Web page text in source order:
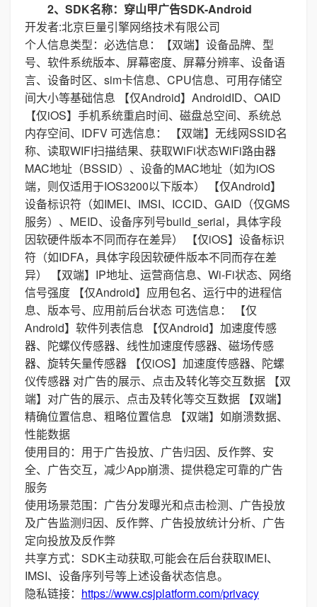
2、SDK名称：穿山甲广告SDK-Android
开发者:北京巨量引擎网络技术有限公司
个人信息类型：必选信息：【双端】设备品牌、型
号、软件系统版本、屏幕密度、屏幕分辨率、设备语
言、设备时区、sim卡信息、CPU信息、可用存储空
间大小等基础信息 【仅Android】AndroidID、OAID
【仅iOS】手机系统重启时间、磁盘总空间、系统总
内存空间、IDFV 可选信息： 【双端】无线网SSID名
称、读取WIFI扫描结果、获取WiFi状态WiFi路由器
MAC地址（BSSID）、设备的MAC地址（如为iOS
端，则仅适用于IOS3200以下版本） 【仅Android】
设备标识符（如IMEI、IMSI、ICCID、GAID（仅GMS
服务）、MEID、设备序列号build_serial，具体字段
因软硬件版本不同而存在差异） 【仅iOS】设备标识
符（如IDFA，具体字段因软硬件版本不同而存在差
异） 【双端】IP地址、运营商信息、Wi-Fi状态、网络
信号强度 【仅Android】应用包名、运行中的进程信
息、版本号、应用前后台状态 可选信息： 【仅
Android】软件列表信息 【仅Android】加速度传感
器、陀螺仪传感器、线性加速度传感器、磁场传感
器、旋转矢量传感器 【仅iOS】加速度传感器、陀螺
仪传感器 对广告的展示、点击及转化等交互数据 【双
端】对广告的展示、点击及转化等交互数据 【双端】
精确位置信息、粗略位置信息 【双端】如崩溃数据、
性能数据
使用目的：用于广告投放、广告归因、反作弊、安
全、广告交互，减少App崩溃、提供稳定可靠的广告
服务
使用场景范围：广告分发曝光和点击检测、广告投放
及广告监测归因、反作弊、广告投放统计分析、广告
定向投放及反作弊
共享方式：SDK主动获取,可能会在后台获取IMEI、
IMSI、设备序列号等上述设备状态信息。
隐私链接： https://www.csjplatform.com/privacy